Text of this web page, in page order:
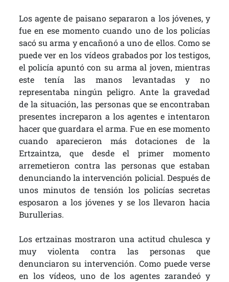
Los agente de paisano separaron a los jóvenes, y
fue en ese momento cuando uno de los policías
sacó su arma y encañonó a uno de ellos. Como se
puede ver en los vídeos grabados por los testigos,
el policía apuntó con su arma al joven, mientras
este tenía las manos levantadas y no
representaba ningún peligro. Ante la gravedad
de la situación, las personas que se encontraban
presentes increparon a los agentes e intentaron
hacer que guardara el arma. Fue en ese momento
cuando aparecieron más dotaciones de la
Ertzaintza, que desde el primer momento
arremetieron contra las personas que estaban
denunciando la intervención policial. Después de
unos minutos de tensión los policías secretas
esposaron a los jóvenes y se los llevaron hacia
Burullerias.
Los ertzainas mostraron una actitud chulesca y
muy violenta contra las personas que
denunciaron su intervención. Como puede verse
en los vídeos, uno de los agentes zarandeó y